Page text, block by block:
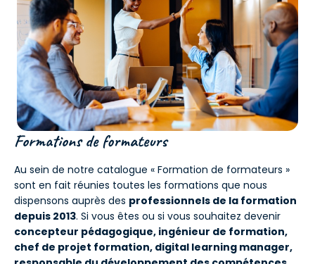
Formations de formateurs
Au sein de notre catalogue « Formation de formateurs »
sont en fait réunies toutes les formations que nous
dispensons auprès des professionnels de la formation
depuis 2013. Si vous êtes ou si vous souhaitez devenir
concepteur pédagogique, ingénieur de formation,
chef de projet formation, digital learning manager,